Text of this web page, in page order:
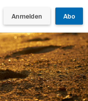
Anmelden Abo